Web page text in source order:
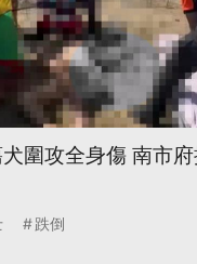
圍攻全身傷 南市
跌倒